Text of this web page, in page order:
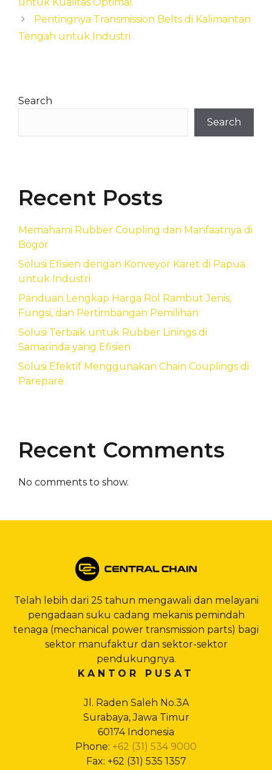
Pentingnya Transmission Belts di Kalimantan
Tengah untuk Industri
Search
Search
Recent Posts
Memahami Rubber Coupling dan Manfaatnya di
Bogor
Solusi Efisien dengan Konveyor Karet di Papua
untuk Industri
Panduan Lengkap Harga Rol Rambut Jenis,
Fungsi, dan Pertimbangan Pemilihan
Solusi Terbaik untuk Rubber Linings di
Samarinda yang Efisien
Solusi Efektif Menggunakan Chain Couplings di
Parepare
Recent Comments
No comments to show.
Telah lebih dari 25 tahun mengawali dan melayani
pengadaan suku cadang mekanis pemindah
tenaga (mechanical power transmission parts) bagi
sektor manufaktur dan sektor-sektor
pendukungnya.
KANTOR PUSAT
Jl. Raden Saleh No.3A
Surabaya, Jawa Timur
60174 Indonesia
Phone: +62 (31) 534 9000
Fax: +62 (31) 535 1357